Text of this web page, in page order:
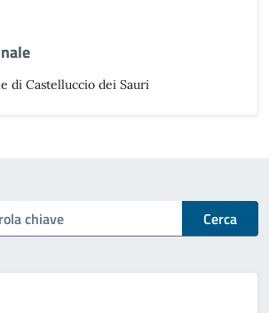
di Castelluccio dei Sauri
Cerca